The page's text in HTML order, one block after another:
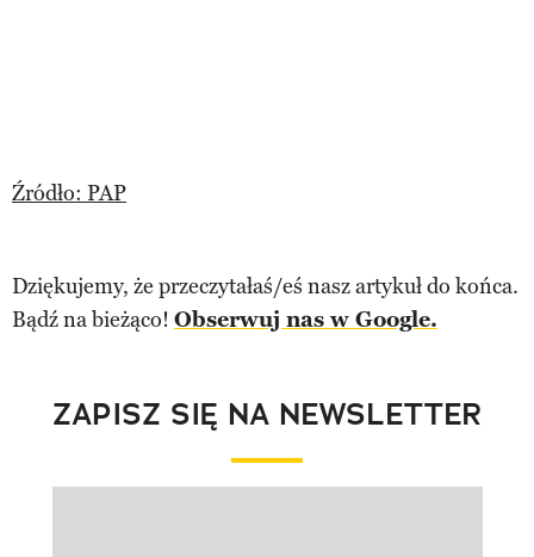
Źródło: PAP
Dziękujemy, że przeczytałaś/eś nasz artykuł do końca.
Bądź na bieżąco! Obserwuj nas w Google.
ZAPISZ SIĘ NA NEWSLETTER